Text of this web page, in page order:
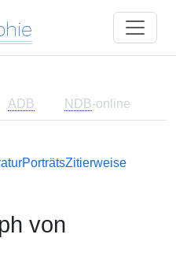
ADB NDB-online
PorträtsZitierweise
von